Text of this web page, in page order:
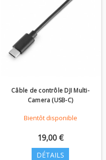
Câble de contrôle DJI Multi-
Camera (USB-C)
Bientôt disponible
19,00 €
DÉTAILS